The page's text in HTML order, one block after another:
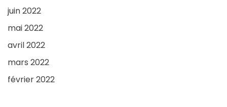
juin 2022
mai 2022
avril 2022
mars 2022
février 2022